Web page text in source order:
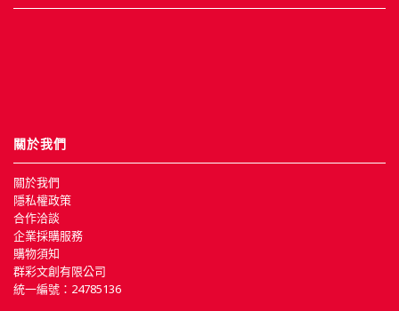
關於我們
關於我們
隱私權政策
合作洽談
企業採購服務
購物須知
群彩文創有限公司
統一編號：24785136